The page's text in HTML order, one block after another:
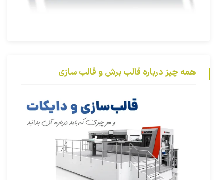
همه چیز درباره قالب برش و قالب سازی